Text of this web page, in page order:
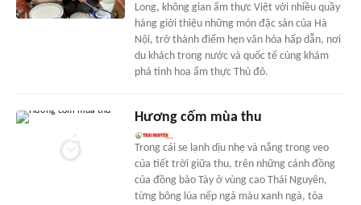
Long, không gian ẩm thực Việt với nhiều quầy
hàng giới thiệu những món đặc sản của Hà
Nội, trở thành điểm hẹn văn hóa hấp dẫn, nơi
du khách trong nước và quốc tế cùng khám
phá tinh hoa ẩm thực Thủ đô.
Hương cốm mùa thu
Trong cái se lạnh dịu nhẹ và nắng trong veo
của tiết trời giữa thu, trên những cánh đồng
của đồng bào Tày ở vùng cao Thái Nguyên,
từng bông lúa nếp ngả màu xanh ngà, tỏa